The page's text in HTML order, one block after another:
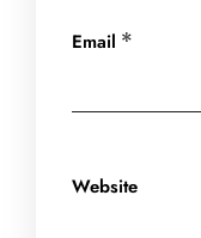
Email *
Website